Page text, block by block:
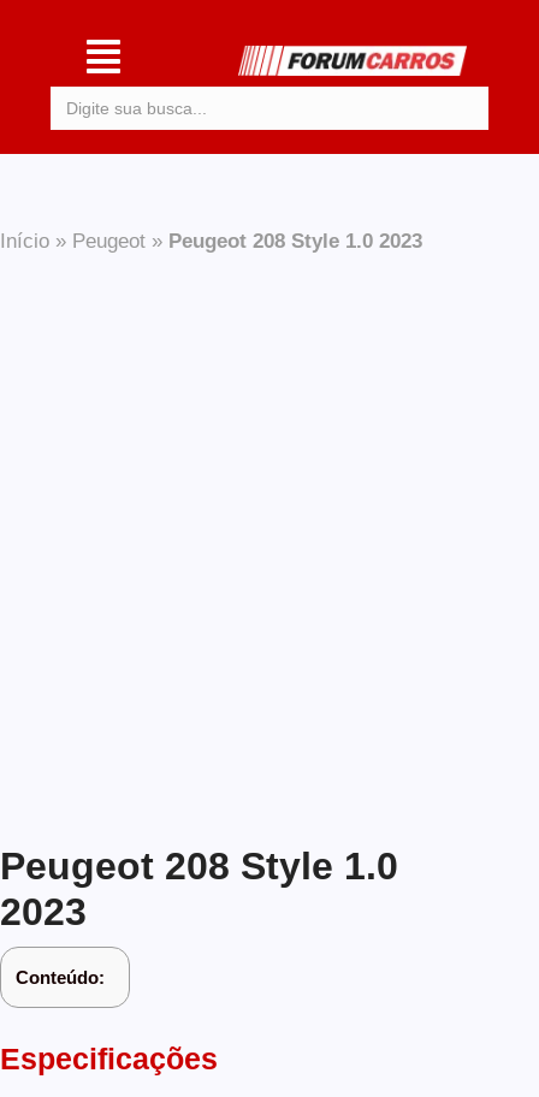
Início » Peugeot » Peugeot 208 Style 1.0 2023
Peugeot 208 Style 1.0
2023
Conteúdo:
Especificações